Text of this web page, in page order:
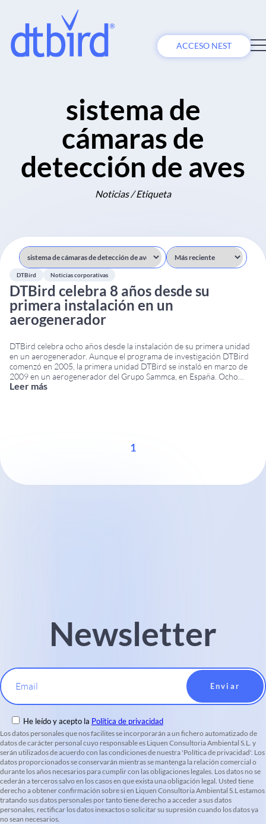
ACCESO NEST
sistema de
cámaras de
detección de aves
Noticias / Etiqueta
DTBird Noticias corporativas
DTBird celebra 8 años desde su
primera instalación en un
aerogenerador
DTBird celebra ocho años desde la instalación de su primera unidad
en un aerogenerador. Aunque el programa de investigación DTBird
comenzó en 2005, la primera unidad DTBird se instaló en marzo de
2009 en un aerogenerador del Grupo Sammca, en España. Ocho
años de innovación en protección de aves en parques eólicos Desde
Leer más
1
Newsletter
Email
He leído y acepto la Política de privacidad
Los datos personales que nos facilites se incorporarán a un fichero automatizado de
datos de carácter personal cuyo responsable es Liquen Consultoria Ambiental S.L. y
serán utilizados de acuerdo con las condiciones de nuestra 'Política de privacidad'. Los
datos proporcionados se conservarán mientras se mantenga la relación comercial o
durante los años necesarios para cumplir con las obligaciones legales. Los datos no se
cederán a terceros salvo en los casos en que exista una obligación legal. Usted tiene
derecho a obtener confirmación sobre si en Liquen Consultoria Ambiental S.L estamos
tratando sus datos personales por tanto tiene derecho a acceder a sus datos
personales, rectificar los datos inexactos o solicitar su supresión cuando los datos ya
no sean necesarios.